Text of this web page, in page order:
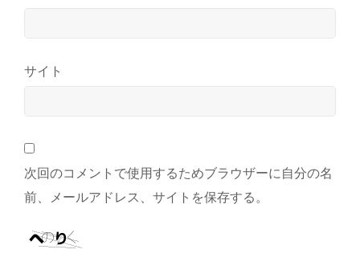
サイト
次回のコメントで使用するためブラウザーに自分の名
前、メールアドレス、サイトを保存する。